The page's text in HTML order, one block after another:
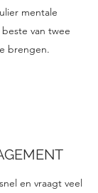
mentale
van twee
brengen.
en vraagt veel